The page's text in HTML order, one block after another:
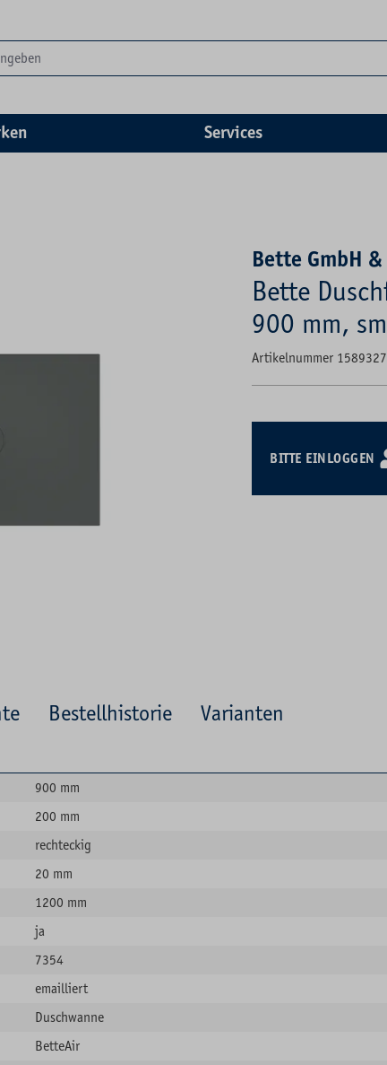
Services
Bette GmbH
Bette
900 mm,
Artikelnummer
BITTE EINLOGGEN
Bestellhistorie
Varianten
900 mm
200 mm
rechteckig
20 mm
1200 mm
ja
7354
emailliert
Duschwanne
BetteAir